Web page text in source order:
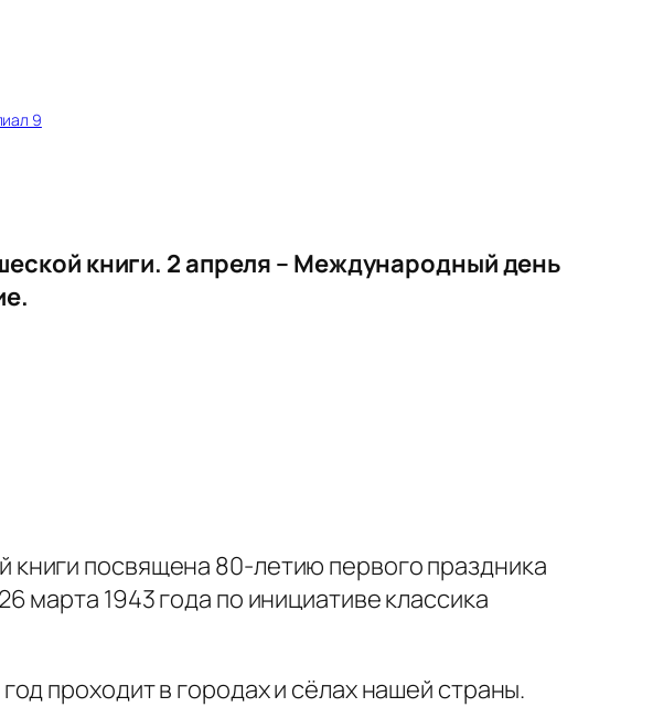
9
книги. 2 апреля – Международный день
посвящена 80-летию первого праздника
марта 1943 года по инициативе классика
проходит в городах и сёлах нашей страны.